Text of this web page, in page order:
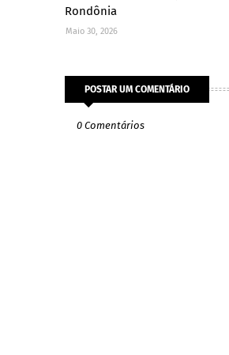
Rondônia
Maio 30, 2026
POSTAR UM COMENTÁRIO
0 Comentários